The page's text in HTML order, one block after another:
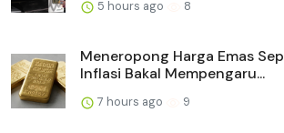
5 hours ago 8
Meneropong Harga Emas
Inflasi Bakal Mempengaru...
7 hours ago 9